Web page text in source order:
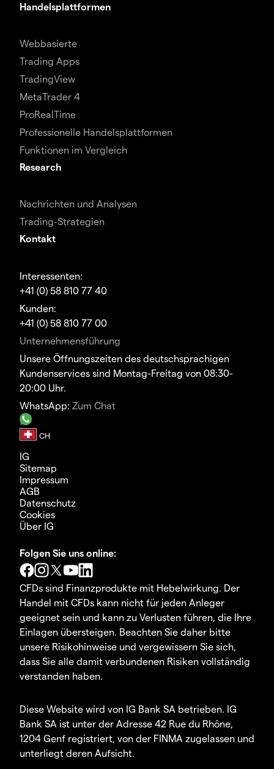
Handelsplattformen
Webbasierte
Trading Apps
TradingView
MetaTrader 4
ProRealTime
Professionelle Handelsplattformen
Funktionen im Vergleich
Research
Nachrichten und Analysen
Trading-Strategien
Kontakt
Interessenten:
+41 (0) 58 810 77 40
Kunden:
+41 (0) 58 810 77 00
Unternehmensführung
Unsere Öffnungszeiten des deutschsprachigen
Kundenservices sind Montag-Freitag von 08:30-
20:00 Uhr.
WhatsApp: Zum Chat
IG
Sitemap
Impressum
AGB
Datenschutz
Cookies
Über IG
Folgen Sie uns online:
CFDs sind Finanzprodukte mit Hebelwirkung. Der
Handel mit CFDs kann nicht für jeden Anleger
geeignet sein und kann zu Verlusten führen, die Ihre
Einlagen übersteigen. Beachten Sie daher bitte
unsere Risikohinweise und vergewissern Sie sich,
dass Sie alle damit verbundenen Risiken vollständig
verstanden haben.
Diese Website wird von IG Bank SA betrieben. IG
Bank SA ist unter der Adresse 42 Rue du Rhône,
1204 Genf registriert, von der FINMA zugelassen und
unterliegt deren Aufsicht.